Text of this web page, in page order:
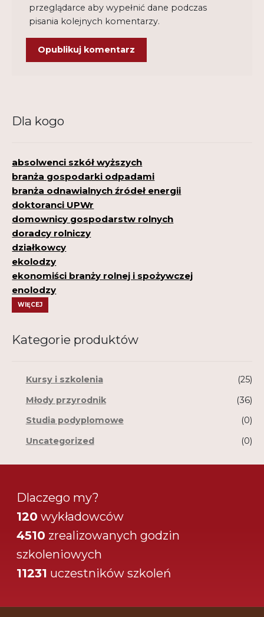
przeglądarce aby wypełnić dane podczas
pisania kolejnych komentarzy.
Dla kogo
absolwenci szkół wyższych
branża gospodarki odpadami
branża odnawialnych źródeł energii
doktoranci UPWr
domownicy gospodarstw rolnych
doradcy rolniczy
działkowcy
ekolodzy
ekonomiści branży rolnej i spożywczej
enolodzy
WIĘCEJ
Kategorie produktów
Kursy i szkolenia
(25)
Młody przyrodnik
(36)
Studia podyplomowe
(0)
Uncategorized
(0)
Dlaczego my?
120 wykładowców
4510 zrealizowanych godzin
szkoleniowych
11231 uczestników szkoleń